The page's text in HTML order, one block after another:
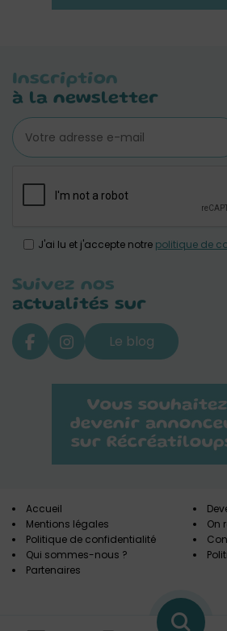
Inscription
à la newsletter
J'ai lu et j'accepte notre politique de
Suivez nos
actualités sur
Le blog
Accueil
Mentions légales
Politique de confidentialité
Qui sommes-nous ?
Partenaires
On